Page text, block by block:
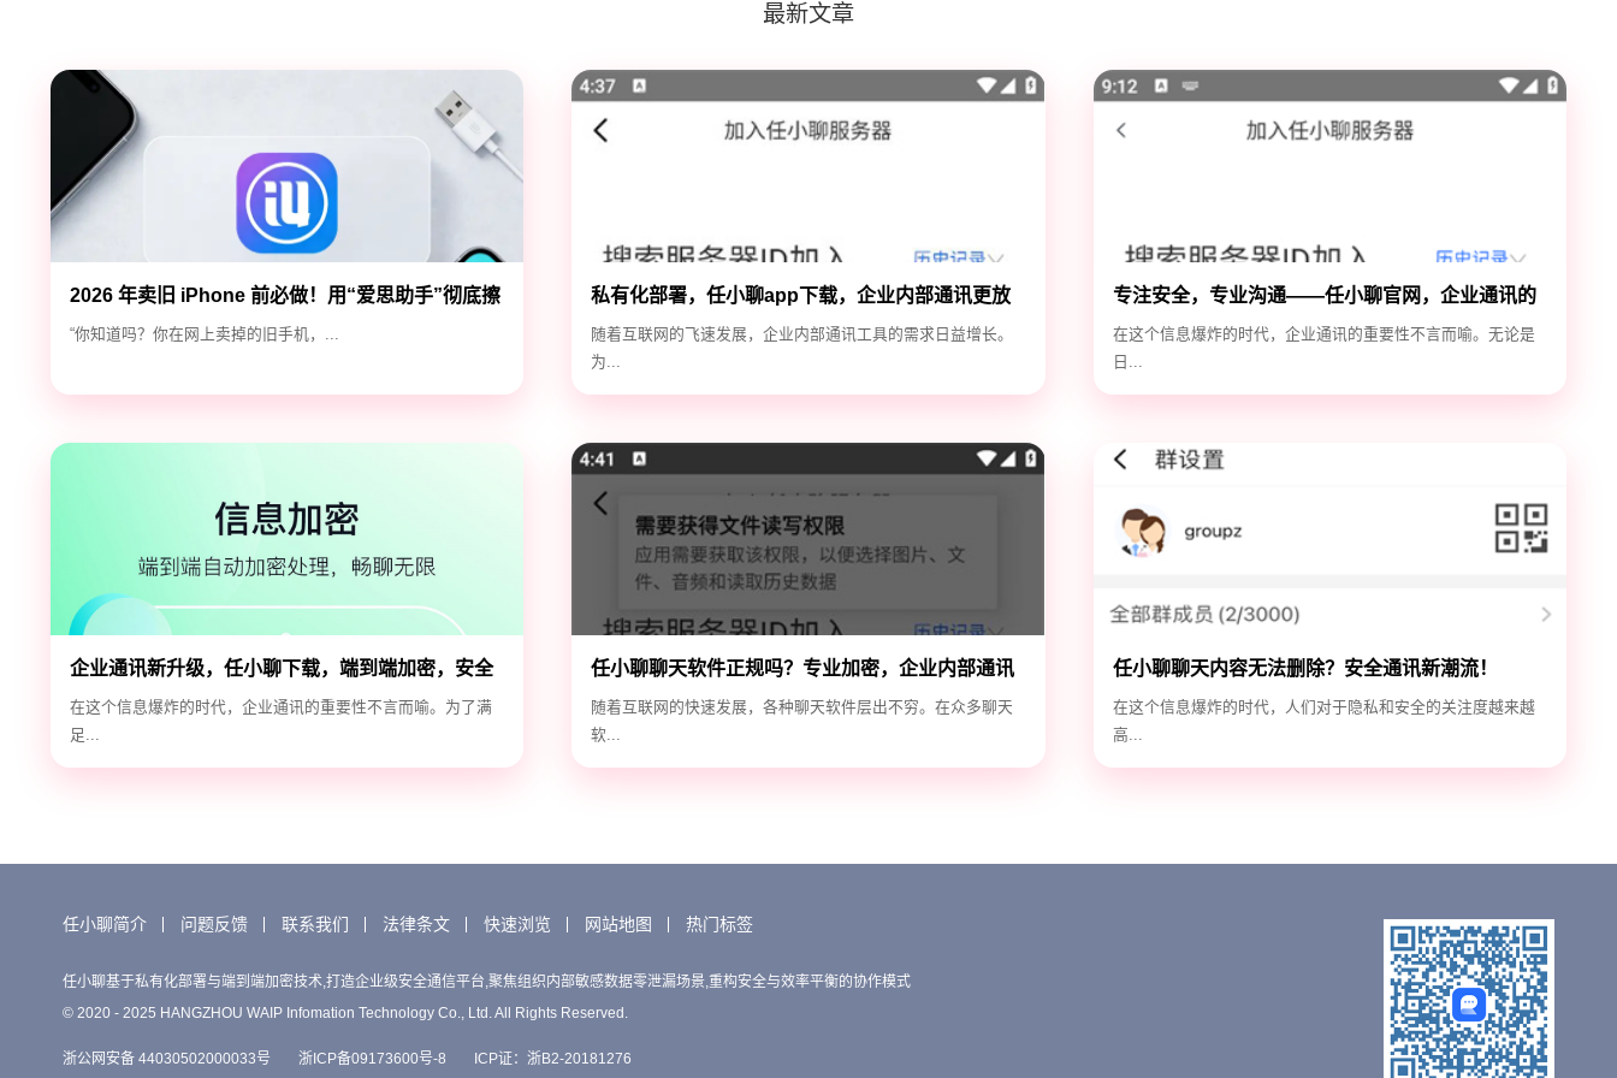
最新文章
2026 年卖旧 iPhone 前必做！用“爱思助手”彻底擦
除隐私，防止数据泄露
“你知道吗？你在网上卖掉的旧手机，...
私有化部署，任小聊app下载，企业内部通讯更放
心
随着互联网的飞速发展，企业内部通讯工具的需求日益增长。
为...
专注安全，专业沟通——任小聊官网，企业通讯的
安全守护神
在这个信息爆炸的时代，企业通讯的重要性不言而喻。无论是
日...
企业通讯新升级，任小聊下载，端到端加密，安全
高效！
在这个信息爆炸的时代，企业通讯的重要性不言而喻。为了满
足...
任小聊聊天软件正规吗？专业加密，企业内部通讯
首选！
随着互联网的快速发展，各种聊天软件层出不穷。在众多聊天
软...
任小聊聊天内容无法删除？安全通讯新潮流！
在这个信息爆炸的时代，人们对于隐私和安全的关注度越来越
高...
任小聊简介 问题反馈 联系我们 法律条文 快速浏览 网站地图 热门标签
任小聊基于私有化部署与端到端加密技术,打造企业级安全通信平台,聚焦组织内部敏感数据零泄漏场景,重构安全与效率平衡的协作模式
© 2020 - 2025 HANGZHOU WAIP Infomation Technology Co., Ltd. All Rights Reserved.
浙公网安备 44030502000033号 浙ICP备09173600号-8 ICP证：浙B2-20181276